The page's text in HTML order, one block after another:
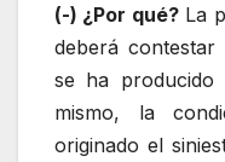
(-) ¿Por qué?La
deberá
se ha producido
mismo, la
originado el